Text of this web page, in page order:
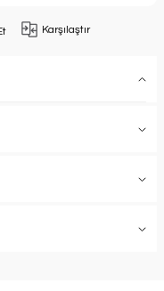
Karşılaştır